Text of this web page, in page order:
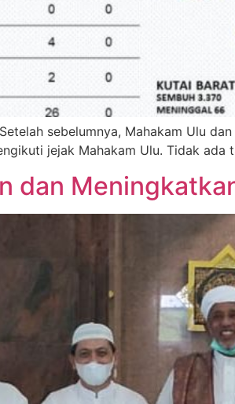
sebelumnya, Mahakam Ulu
jejak Mahakam Ulu. Tidak
dan